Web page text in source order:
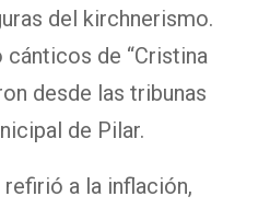
del kirchnerismo.
de “Cristina
desde las tribunas
de Pilar.
a la inflación,